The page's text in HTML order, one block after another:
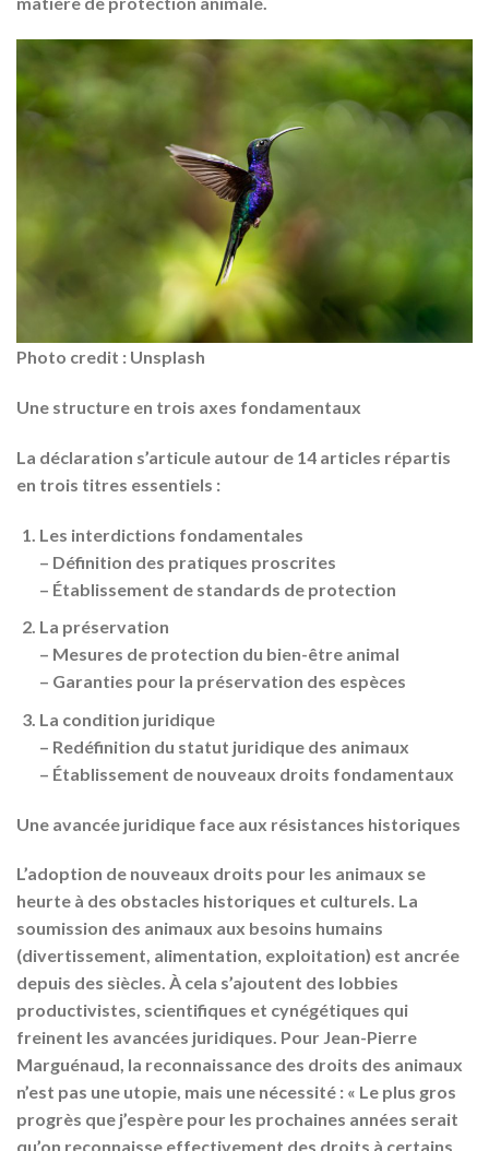
Photo credit : Unsplash
Une structure en trois axes fondamentaux
La déclaration s’articule autour de 14 articles répartis
en trois titres essentiels :
Les interdictions fondamentales
– Définition des pratiques proscrites
– Établissement de standards de protection
La préservation
– Mesures de protection du bien-être animal
– Garanties pour la préservation des espèces
La condition juridique
– Redéfinition du statut juridique des animaux
– Établissement de nouveaux droits fondamentaux
Une avancée juridique face aux résistances historiques
L’adoption de nouveaux droits pour les animaux se
heurte à des obstacles historiques et culturels. La
soumission des animaux aux besoins humains
(divertissement, alimentation, exploitation) est ancrée
depuis des siècles. À cela s’ajoutent des lobbies
productivistes, scientifiques et cynégétiques qui
freinent les avancées juridiques. Pour Jean-Pierre
Marguénaud, la reconnaissance des droits des animaux
n’est pas une utopie, mais une nécessité : « Le plus gros
progrès que j’espère pour les prochaines années serait
qu’on reconnaisse effectivement des droits à certains